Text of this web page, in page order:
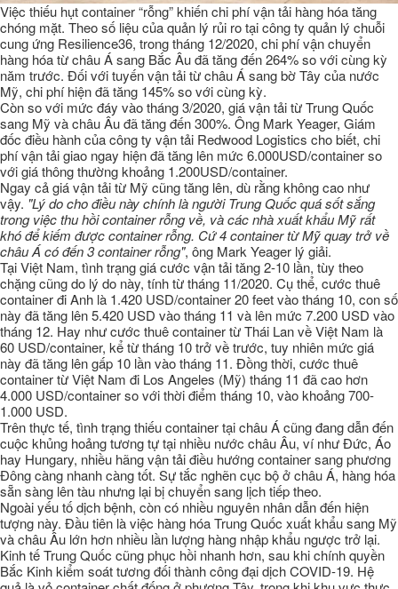
Việc thiếu hụt container “rỗng” khiến chi phí vận tải hàng hóa tăng
chóng mặt. Theo số liệu của quản lý rủi ro tại công ty quản lý chuỗi
cung ứng Resilience36, trong tháng 12/2020, chi phí vận chuyển
hàng hóa từ châu Á sang Bắc Âu đã tăng đến 264% so với cùng kỳ
năm trước. Đối với tuyến vận tải từ châu Á sang bờ Tây của nước
Mỹ, chi phí hiện đã tăng 145% so với cùng kỳ.
Còn so với mức đáy vào tháng 3/2020, giá vận tải từ Trung Quốc
sang Mỹ và châu Âu đã tăng đến 300%. Ông Mark Yeager, Giám
đốc điều hành của công ty vận tải Redwood Logistics cho biết, chi
phí vận tải giao ngay hiện đã tăng lên mức 6.000USD/container so
với giá thông thường khoảng 1.200USD/container.
Ngay cả giá vận tải từ Mỹ cũng tăng lên, dù rằng không cao như
vậy."Lý do cho điều này chính là người Trung Quốc quá sốt sắng
trong việc thu hồi container rỗng về, và các nhà xuất khẩu Mỹ rất
khó để kiếm được container rỗng. Cứ 4 container từ Mỹ quay trở về
châu Á có đến 3 container rỗng", ông Mark Yeager lý giải.
Tại Việt Nam, tình trạng giá cước vận tải tăng 2-10 lần, tùy theo
chặng cũng do lý do này, tính từ tháng 11/2020. Cụ thể, cước thuê
container đi Anh là 1.420 USD/container 20 feet vào tháng 10, con số
này đã tăng lên 5.420 USD vào tháng 11 và lên mức 7.200 USD vào
tháng 12. Hay như cước thuê container từ Thái Lan về Việt Nam là
60 USD/container, kể từ tháng 10 trở về trước, tuy nhiên mức giá
này đã tăng lên gấp 10 lần vào tháng 11. Đồng thời, cước thuê
container từ Việt Nam đi Los Angeles (Mỹ) tháng 11 đã cao hơn
4.000 USD/container so với thời điểm tháng 10, vào khoảng 700-
1.000 USD.
Trên thực tế, tình trạng thiếu container tại châu Á cũng đang dẫn đến
cuộc khủng hoảng tương tự tại nhiều nước châu Âu, ví như Đức, Áo
hay Hungary, nhiều hãng vận tải điều hướng container sang phương
Đông càng nhanh càng tốt. Sự tắc nghẽn cục bộ ở châu Á, hàng hóa
sẵn sàng lên tàu nhưng lại bị chuyển sang lịch tiếp theo.
Ngoài yếu tố dịch bệnh, còn có nhiều nguyên nhân dẫn đến hiện
tượng này. Đầu tiên là việc hàng hóa Trung Quốc xuất khẩu sang Mỹ
và châu Âu lớn hơn nhiều lần lượng hàng nhập khẩu ngược trở lại.
Kinh tế Trung Quốc cũng phục hồi nhanh hơn, sau khi chính quyền
Bắc Kinh kiểm soát tương đối thành công đại dịch COVID-19. Hệ